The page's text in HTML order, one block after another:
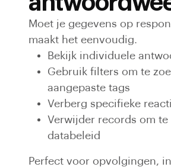
Moet je gegevens op
maakt het eenvoudig.
Bekijk individuele
Gebruik filters om te
aangepaste tags
Verberg specifieke
Verwijder records om
databeleid
Perfect voor opvolgingen,